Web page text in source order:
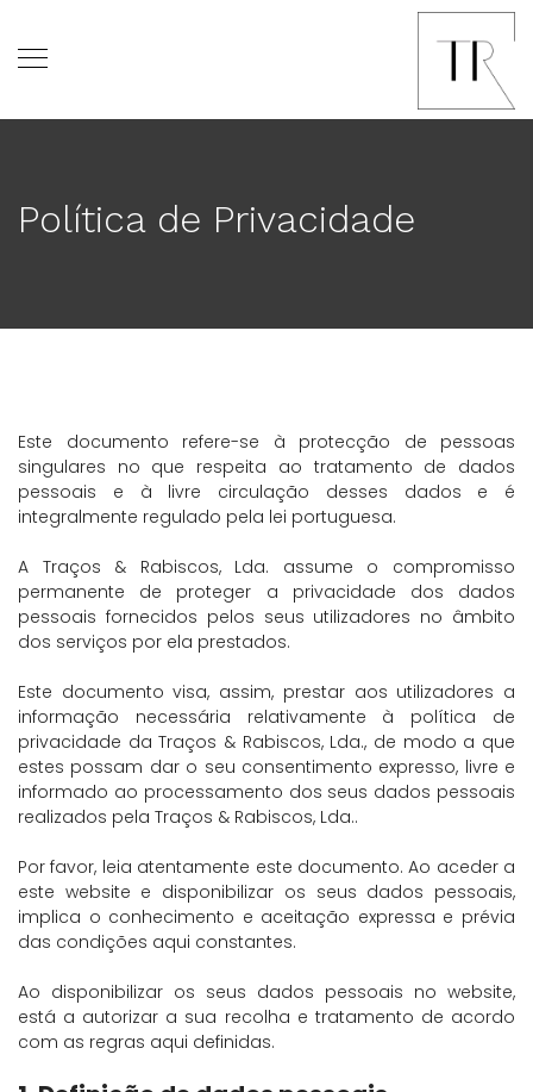
Política de Privacidade
Este documento refere-se à protecção de pessoas
singulares no que respeita ao tratamento de dados
pessoais e à livre circulação desses dados e é
integralmente regulado pela lei portuguesa.
A Traços & Rabiscos, Lda. assume o compromisso
permanente de proteger a privacidade dos dados
pessoais fornecidos pelos seus utilizadores no âmbito
dos serviços por ela prestados.
Este documento visa, assim, prestar aos utilizadores a
informação necessária relativamente à política de
privacidade da Traços & Rabiscos, Lda., de modo a que
estes possam dar o seu consentimento expresso, livre e
informado ao processamento dos seus dados pessoais
realizados pela Traços & Rabiscos, Lda..
Por favor, leia atentamente este documento. Ao aceder a
este website e disponibilizar os seus dados pessoais,
implica o conhecimento e aceitação expressa e prévia
das condições aqui constantes.
Ao disponibilizar os seus dados pessoais no website,
está a autorizar a sua recolha e tratamento de acordo
com as regras aqui definidas.